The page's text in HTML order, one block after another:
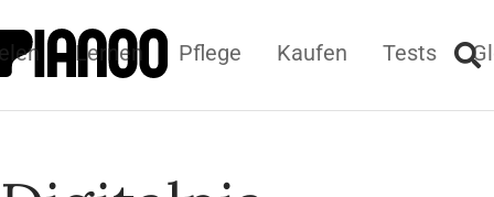
Lernen Pflege Kaufen Tests